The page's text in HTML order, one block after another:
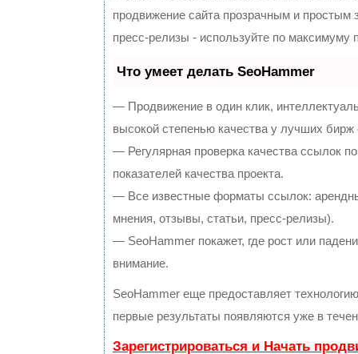
продвижение сайта прозрачным и
пресс-релизы - используйте по
Что умеет делать SeoHammer
— Продвижение в один клик,
высокой степенью качества у лучших бирж
— Регулярная проверка качества ссылок
показателей качества проекта.
— Все известные форматы ссылок:
мнения, отзывы, статьи, пресс-релизы).
— SeoHammer покажет, где рост или
внимание.
SeoHammer еще предоставляет
первые результаты появляются уже в
Зарегистрироваться и Начать